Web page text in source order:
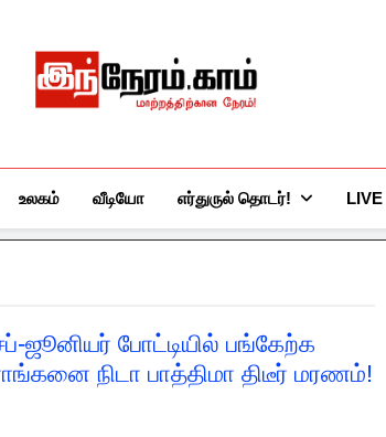
இந்நேரம்.காம்
உலகம் வீடியோ எர்துருல் தொடர்!
ஜூனியர் போட்டியில் பங்கேற்க
நிடா பாத்திமா திடீர் மரணம்!